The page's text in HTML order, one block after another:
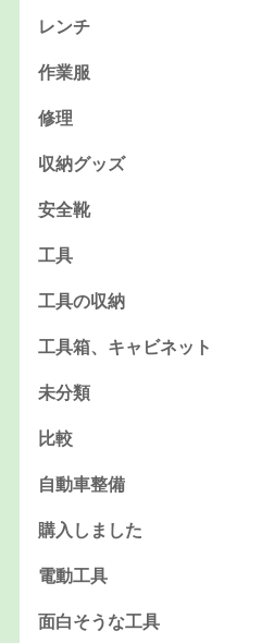
レンチ
作業服
修理
収納グッズ
安全靴
工具
工具の収納
工具箱、キャビネット
未分類
比較
自動車整備
購入しました
電動工具
面白そうな工具